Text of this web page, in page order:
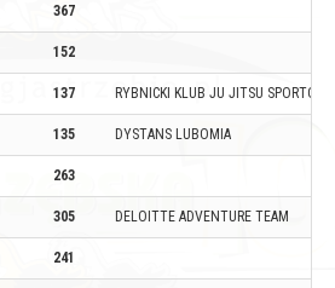
367
152
137 RYBNICKI KLUB JU JITSU
135 DYSTANS LUBOMIA
263
305 DELOITTE ADVENTURE TEAM
241